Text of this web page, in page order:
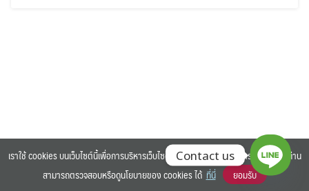
©2025 BANGKOK UNIVERSITY. ALL RIGHTS RESERVED.
เราใช้ cookies บนเว็บไซต์นี้เพื่อการบริหารเว็บไซต์ และเพิ่มประสิทธิภาพการใช้งานของท่าน
สามารถตรวจสอบหรือดูนโยบายของ cookies ได้ ที่นี่ ยอมรับ
Contact us